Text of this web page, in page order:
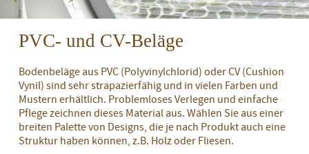
Designbeläge
Parkett
Laminat
PVC- und CV-Beläge
Farben & Tapeten
Fassadenfarben
Innenfarben
Mustertapeten
Gardinen
Vorhänge
Vorhangschienen
Sonnenschutz
Markisen
Dienstleistungen
Referenzen
PVC- und CV-Beläge
Bodenbeläge aus PVC (Polyvinylchlorid) oder CV (Cushion
Vynil) sind sehr strapazierfähig und in vielen Farben und
Mustern erhältlich. Problemloses Verlegen und einfache
Pflege zeichnen dieses Material aus. Wählen Sie aus einer
breiten Palette von Designs, die je nach Produkt auch eine
Struktur haben können, z.B. Holz oder Fliesen.